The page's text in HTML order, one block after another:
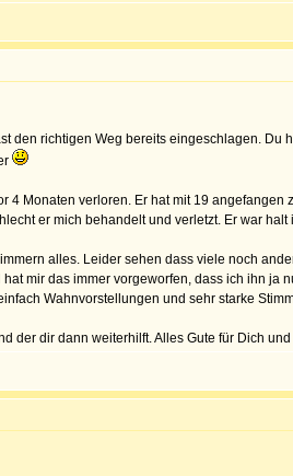
den richtigen Weg bereits eingeschlagen.
4 Monaten verloren. Er hat mit 19
er mich behandelt und verletzt. Er war
alles. Leider sehen dass viele noch
mir das immer vorgeworfen, dass ich ihn
Wahnvorstellungen und sehr starke
der dir dann weiterhilft. Alles Gute für Dich